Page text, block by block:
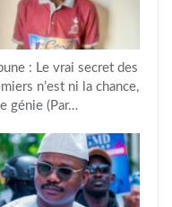
: Le vrai secret des
n’est ni la chance,
génie (Par…